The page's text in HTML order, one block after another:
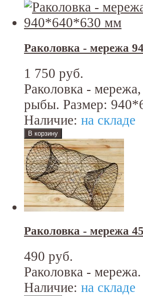
Раколовка - мережа
1 750 руб.
Раколовка -
рыбы. Размер:
Наличие: на складе
Раколовка - мережа
490 руб.
Раколовка -
Наличие: на складе